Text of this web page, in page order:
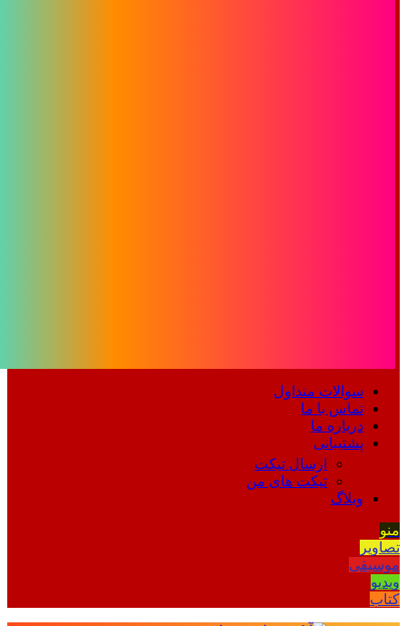
سوالات متداول
تماس با ما
درباره ما
پشتیبانی
ارسال تیکت
تیکت های من
وبلاگ
منو
تصاویر
موسیقی
ویدیو
کتاب